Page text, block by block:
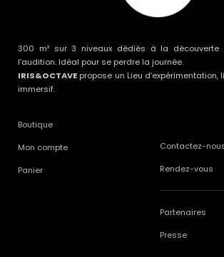
300 m² sur 3 niveaux dédiés à la découverte
l’audition. Idéal pour se perdre la journée.
IRIS&OCTAVE propose un Lieu
immersif.
Boutique
Mon compte
Panier
Contactez-
Rendez-vous
Partenaires
Presse